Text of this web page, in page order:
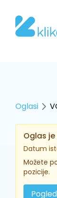
Oglasi
Oglas
Datum
Možete
pozicije.